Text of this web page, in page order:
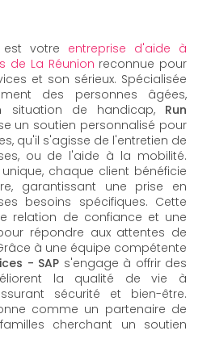
est votre entreprise d'aide à
de La Réunion reconnue pour
et son sérieux. Spécialisée
des personnes âgées,
situation de handicap, Run
un soutien personnalisé pour
qu'il s'agisse de l'entretien de
ou de l'aide à la mobilité.
chaque client bénéficie
garantissant une prise en
besoins spécifiques. Cette
relation de confiance et une
répondre aux attentes de
à une équipe compétente
- SAP s'engage à offrir des
la qualité de vie à
sécurité et bien-être.
comme un partenaire de
cherchant un soutien